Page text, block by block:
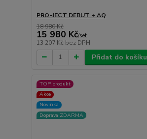
PRO-JECT DEBUT + AQ
18 980 Kč
15 980 Kč/set
13 207 Kč bez DPH
Přidat do košíku
TOP produkt
Akce
Novinka
Doprava ZDARMA